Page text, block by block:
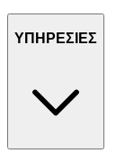
ΥΠΗΡΕΣΙΕΣ